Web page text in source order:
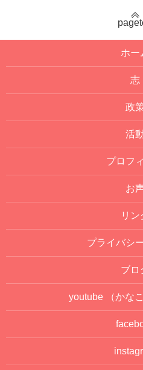
ホー
志
政
活
プロフ
お
リン
プライバシ
ブロ
youtube （かな